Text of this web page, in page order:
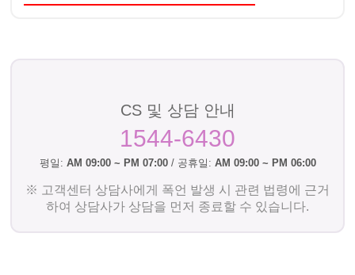
CS 및 상담 안내
1544-6430
평일: AM 09:00 ~ PM 07:00 / 공휴일: AM 09:00 ~ PM 06:00
※ 고객센터 상담사에게 폭언 발생 시 관련 법령에 근거
하여 상담사가 상담을 먼저 종료할 수 있습니다.